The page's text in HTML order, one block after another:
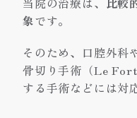
象です。
そのため、口腔外科
骨切り手術（Le
する手術などには対